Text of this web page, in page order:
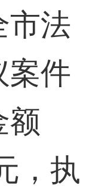
市法
案件
额
，执